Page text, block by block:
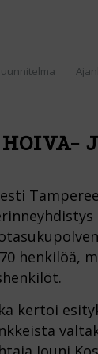
henkilöä,
kertoi